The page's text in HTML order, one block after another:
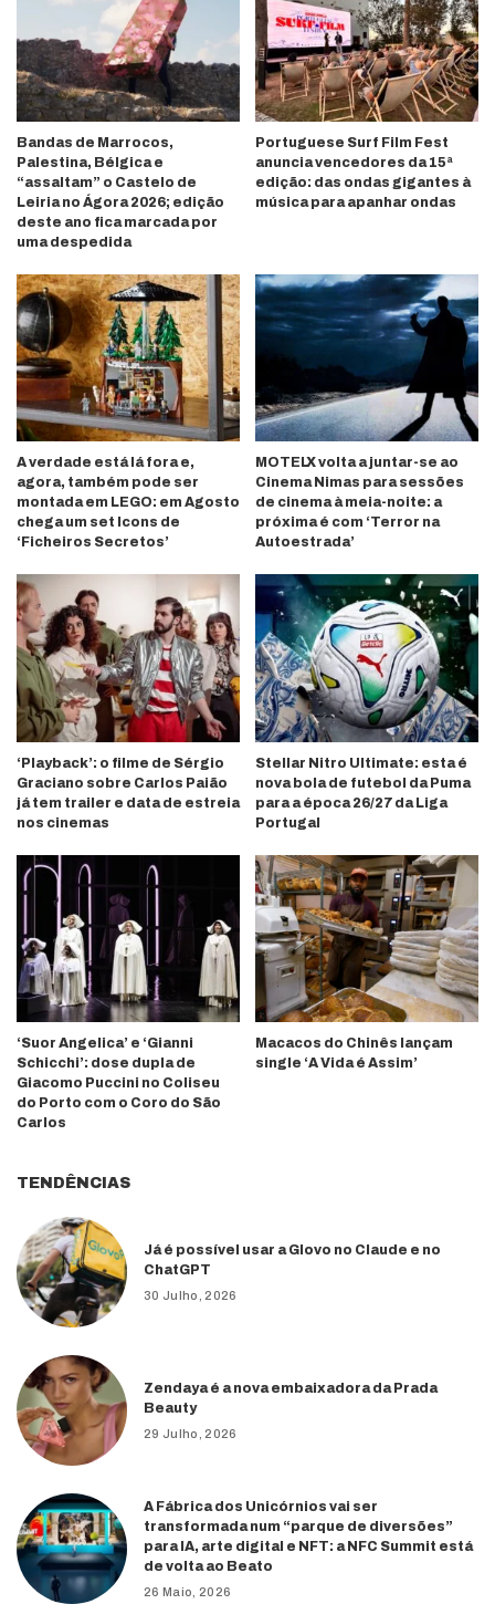
Bandas de Marrocos,
Palestina, Bélgica e
“assaltam” o Castelo de
Leiria no Ágora 2026; edição
deste ano fica marcada por
uma despedida
Portuguese Surf Film Fest
anuncia vencedores da 15ª
edição: das ondas gigantes à
música para apanhar ondas
A verdade está lá fora e,
agora, também pode ser
montada em LEGO: em Agosto
chega um set Icons de
‘Ficheiros Secretos’
MOTELX volta a juntar-se ao
Cinema Nimas para sessões
de cinema à meia-noite: a
próxima é com ‘Terror na
Autoestrada’
‘Playback’: o filme de Sérgio
Graciano sobre Carlos Paião
já tem trailer e data de estreia
nos cinemas
Stellar Nitro Ultimate: esta é
nova bola de futebol da Puma
para a época 26/27 da Liga
Portugal
‘Suor Angelica’ e ‘Gianni
Schicchi’: dose dupla de
Giacomo Puccini no Coliseu
do Porto com o Coro do São
Carlos
Macacos do Chinês lançam
single ‘A Vida é Assim’
TENDÊNCIAS
Já é possível usar a Glovo no Claude e no
ChatGPT
30 Julho, 2026
Zendaya é a nova embaixadora da Prada
Beauty
29 Julho, 2026
A Fábrica dos Unicórnios vai ser
transformada num “parque de diversões”
para IA, arte digital e NFT: a NFC Summit está
de volta ao Beato
26 Maio, 2026